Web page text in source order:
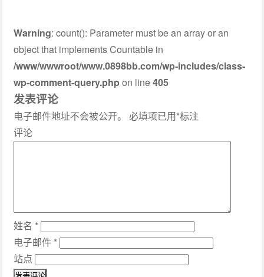
Warning: count(): Parameter must be an array or an
object that implements Countable in
/www/wwwroot/www.0898bb.com/wp-includes/class-
wp-comment-query.php on line405
发表评论
电子邮件地址不会被公开。 必填项已用*标注
评论
姓名 *
电子邮件 *
站点